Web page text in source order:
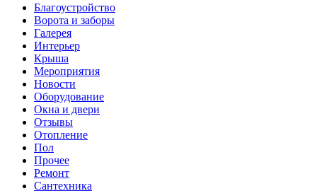
Благоустройство
Ворота и заборы
Галерея
Интерьер
Крыша
Мероприятия
Новости
Оборудование
Окна и двери
Отзывы
Отопление
Пол
Прочее
Ремонт
Сантехника